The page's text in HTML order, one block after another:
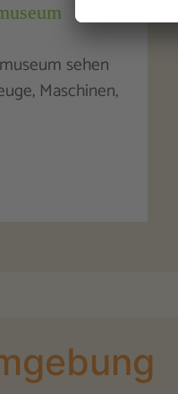
sehen
Maschinen,